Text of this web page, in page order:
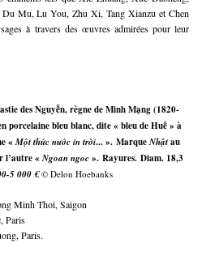
Mu, Lu You, Zhu Xi, Tang Xianzu et Chen
à travers des œuvres admirées pour leur
des Nguyễn, règne de Minh Mạng (1820-
porcelaine bleu blanc, dite « bleu de Huế » à
«Một thức nước in trời... ». MarqueNhậtau
l’autre «Ngoan ngoc». Rayures. Diam. 18,3
5 000 € © Delon Hoebanks
Minh Thoi, Saigon
Paris
Paris.